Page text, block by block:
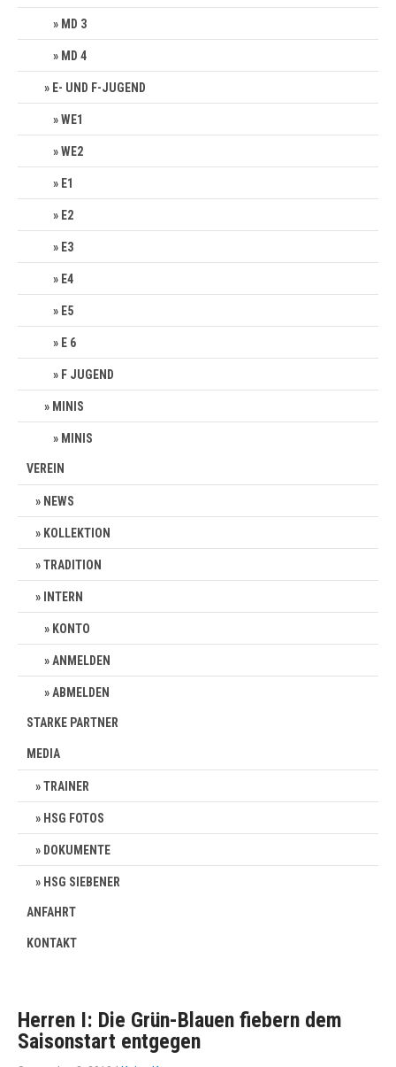
MD 3
MD 4
E- UND F-JUGEND
WE1
WE2
E1
E2
E3
E4
E5
E 6
F JUGEND
MINIS
MINIS
VEREIN
NEWS
KOLLEKTION
TRADITION
INTERN
KONTO
ANMELDEN
ABMELDEN
STARKE PARTNER
MEDIA
TRAINER
HSG FOTOS
DOKUMENTE
HSG SIEBENER
ANFAHRT
KONTAKT
Herren I: Die Grün-Blauen fiebern dem
Saisonstart entgegen